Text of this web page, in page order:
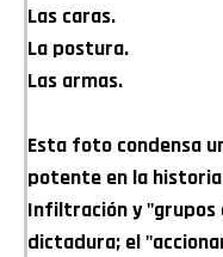
Las caras.
La postura.
Las armas.
Esta foto condensa
potente en la
Infiltración y "grupos
dictadura; el